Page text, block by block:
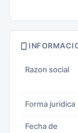
Razon social
Forma juridica
Fecha de